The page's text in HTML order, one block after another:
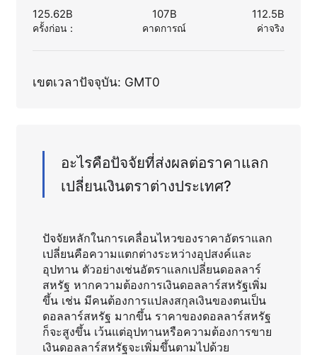
125.62B
ครั้งก่อน：
107B
คาดการณ์
112.5B
ค่าจริง
เขตเวลาปัจจุบัน: GMT0
อะไรคือปัจจัยที่ส่งผลต่อราคาแลก
เปลี่ยนเงินตราต่างประเทศ?
ปัจจัยหลักในการเคลื่อนไหวของราคาอัตราแลก
เปลี่ยนคือความแตกต่างระหว่างอุปสงค์และ
อุปทาน ตัวอย่างเช่นอัตราแลกเปลี่ยนดอลลาร์
สหรัฐ หากความต้องการเงินดอลลาร์สหรัฐเพิ่ม
ขึ้น เช่น มีคนต้องการแปลงสกุลเงินของตนเป็น
ดอลลาร์สหรัฐ มากขึ้น ราคาของดอลลาร์สหรัฐ
ก็จะสูงขึ้น เว้นแต่อุปทานหรือความต้องการขาย
เงินดอลลาร์สหรัฐจะเพิ่มขึ้นตามไปด้วย